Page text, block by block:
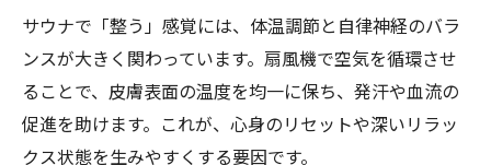
サウナで「整う」感覚には、体温調節と自律神経のバラ
ンスが大きく関わっています。扇風機で空気を循環させ
ることで、皮膚表面の温度を均一に保ち、発汗や血流の
促進を助けます。これが、心身のリセットや深いリラッ
クス状態を生みやすくする要因です。